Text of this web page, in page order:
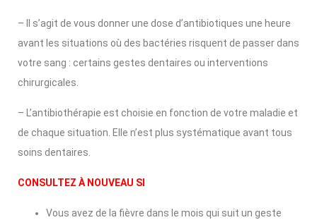
– Il s’agit de vous donner une dose d’antibiotiques une heure
avant les situations où des bactéries risquent de passer dans
votre sang : certains gestes dentaires ou interventions
chirurgicales.
– L’antibiothérapie est choisie en fonction de votre maladie et
de chaque situation. Elle n’est plus systématique avant tous
soins dentaires.
CONSULTEZ À NOUVEAU SI
Vous avez de la fièvre dans le mois qui suit un geste